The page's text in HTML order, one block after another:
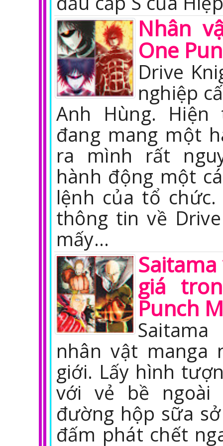
Nhân
One
Drive
nghiệp
Anh Hùng.
đang mang một
ra mình rất
hành động một
lệnh của tổ
thông tin về
mấy…
giá
Punch
nhân vật
giới. Lấy hình
với vẻ bề ngoài
đường hộp sữa
đấm phát chết